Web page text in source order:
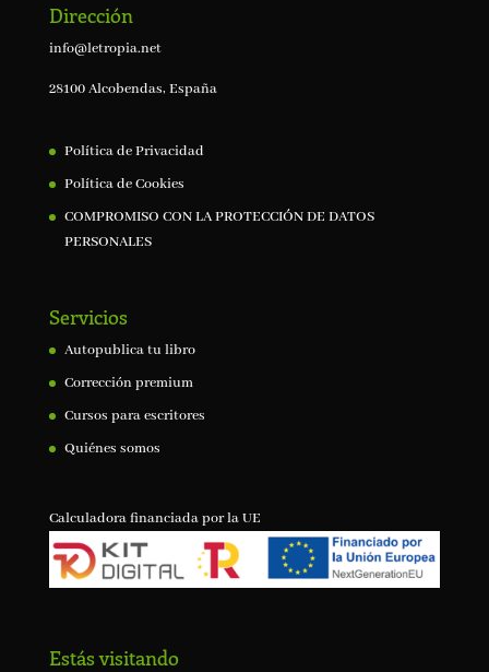
Dirección
info@letropia.net
28100 Alcobendas, España
Política de Privacidad
Política de Cookies
COMPROMISO CON LA PROTECCIÓN DE DATOS
PERSONALES
Servicios
Autopublica tu libro
Corrección premium
Cursos para escritores
Quiénes somos
Calculadora financiada por la UE
Estás visitando